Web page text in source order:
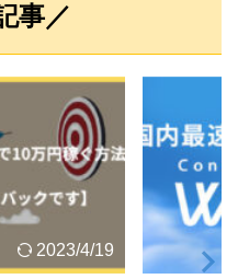
事／
2023/4/19